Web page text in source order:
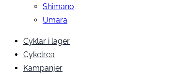
Shimano
Umara
Cyklar i lager
Cykelrea
Kampanjer